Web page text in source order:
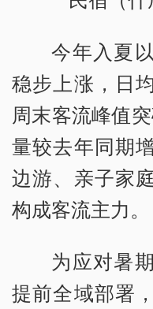
今年入夏
稳步上涨，日
周末客流峰值
量较去年同期
边游、亲子家
构成客流主力。
为应对暑
提前全域部署